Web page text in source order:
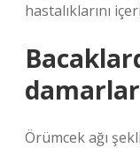
hastalıklarını
damarlar
Örümcek ağı